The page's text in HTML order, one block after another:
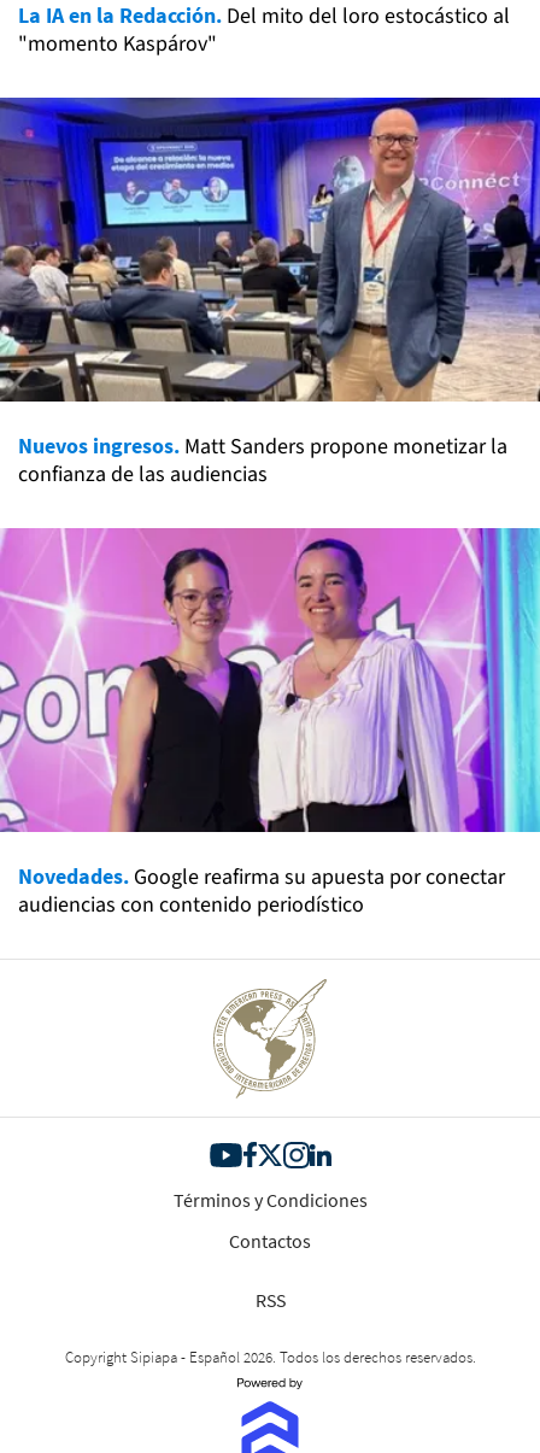
La IA en la Redacción. Del mito del loro estocástico al
"momento Kaspárov"
Nuevos ingresos. Matt Sanders propone monetizar la
confianza de las audiencias
Novedades. Google reafirma su apuesta por conectar
audiencias con contenido periodístico
Términos y Condiciones
Contactos
RSS
Copyright Sipiapa - Español 2026. Todos los derechos reservados.